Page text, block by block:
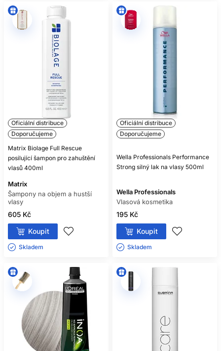
Oficiální distribuce
Doporučujeme
Matrix Biolage Full Rescue
posilující šampon pro zahuštění
vlasů 400ml
Matrix
Šampony na objem a hustší
vlasy
605 Kč
Koupit
Skladem ㅤ
Oficiální distribuce
Doporučujeme
Wella Professionals Performance
Strong silný lak na vlasy 500ml
Wella Professionals
Vlasová kosmetika
195 Kč
Koupit
Skladem ㅤ